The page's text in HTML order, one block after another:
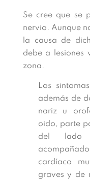
Se cree que se
nervio. Aunque
la causa de
debe a lesiones
zona.
Los
además de
nariz u
oido, parte
del lado
cardíaco
graves y de